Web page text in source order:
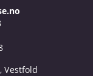
Vestfold